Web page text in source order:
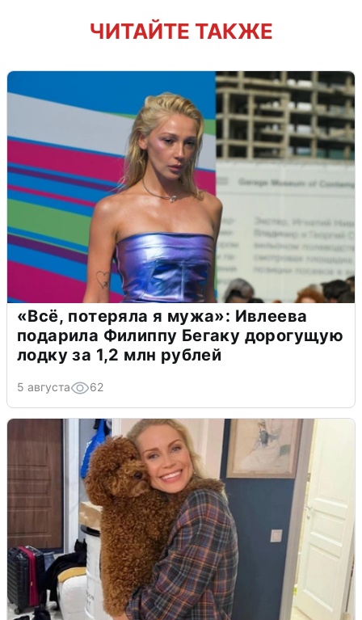
ЧИТАЙТЕ ТАКЖЕ
«Всё, потеряла я мужа»: Ивлеева
подарила Филиппу Бегаку дорогущую
лодку за 1,2 млн рублей
5 августа 62